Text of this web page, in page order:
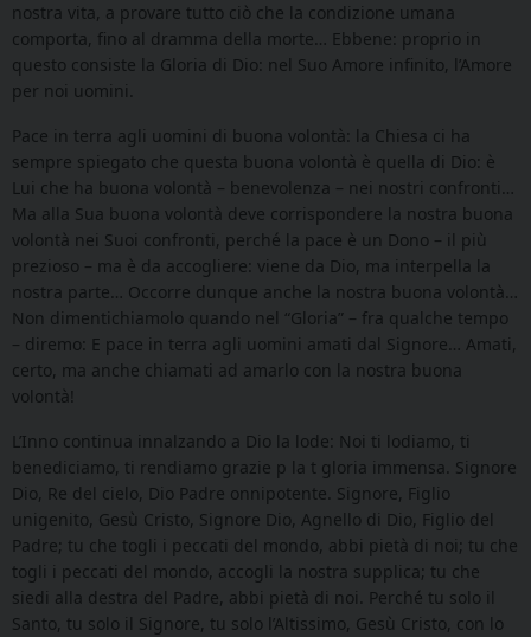
nostra vita, a provare tutto ciò che la condizione umana
comporta, fino al dramma della morte… Ebbene: proprio in
questo consiste la Gloria di Dio: nel Suo Amore infinito, l’Amore
per noi uomini.
Pace in terra agli uomini di buona volontà: la Chiesa ci ha
sempre spiegato che questa buona volontà è quella di Dio: è
Lui che ha buona volontà – benevolenza – nei nostri confronti…
Ma alla Sua buona volontà deve corrispondere la nostra buona
volontà nei Suoi confronti, perché la pace è un Dono – il più
prezioso – ma è da accogliere: viene da Dio, ma interpella la
nostra parte… Occorre dunque anche la nostra buona volontà…
Non dimentichiamolo quando nel “Gloria” – fra qualche tempo
– diremo: E pace in terra agli uomini amati dal Signore… Amati,
certo, ma anche chiamati ad amarlo con la nostra buona
volontà!
L’Inno continua innalzando a Dio la lode: Noi ti lodiamo, ti
benediciamo, ti rendiamo grazie p la t gloria immensa. Signore
Dio, Re del cielo, Dio Padre onnipotente. Signore, Figlio
unigenito, Gesù Cristo, Signore Dio, Agnello di Dio, Figlio del
Padre; tu che togli i peccati del mondo, abbi pietà di noi; tu che
togli i peccati del mondo, accogli la nostra supplica; tu che
siedi alla destra del Padre, abbi pietà di noi. Perché tu solo il
Santo, tu solo il Signore, tu solo l’Altissimo, Gesù Cristo, con lo